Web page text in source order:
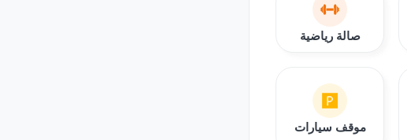
صالة رياضية
موقف سيارات